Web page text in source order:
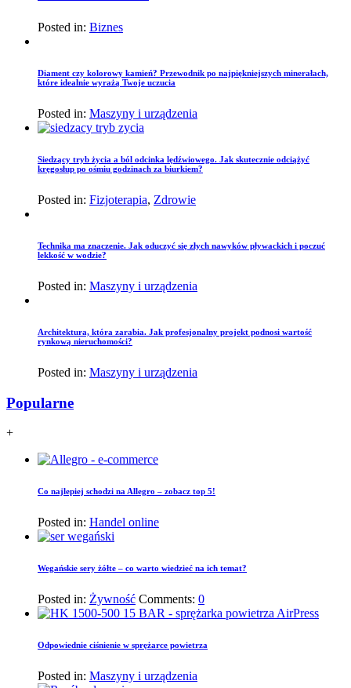
Posted in: Biznes
Diament czy kolorowy kamień? Przewodnik po najpiękniejszych minerałach,
które idealnie wyrażą Twoje uczucia
Posted in: Maszyny i urządzenia
Siedzący tryb życia a ból odcinka lędźwiowego. Jak skutecznie odciążyć
kręgosłup po ośmiu godzinach za biurkiem?
Posted in: Fizjoterapia, Zdrowie
Technika ma znaczenie. Jak oduczyć się złych nawyków pływackich i poczuć
lekkość w wodzie?
Posted in: Maszyny i urządzenia
Architektura, która zarabia. Jak profesjonalny projekt podnosi wartość
rynkową nieruchomości?
Posted in: Maszyny i urządzenia
Popularne
+
Co najlepiej schodzi na Allegro – zobacz top 5!
Posted in: Handel online
Wegańskie sery żółte – co warto wiedzieć na ich temat?
Posted in: Żywność Comments: 0
Odpowiednie ciśnienie w sprężarce powietrza
Posted in: Maszyny i urządzenia